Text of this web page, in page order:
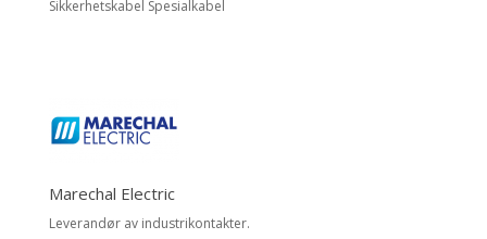
Sikkerhetskabel Spesialkabel
Marechal Electric
Leverandør av industrikontakter.